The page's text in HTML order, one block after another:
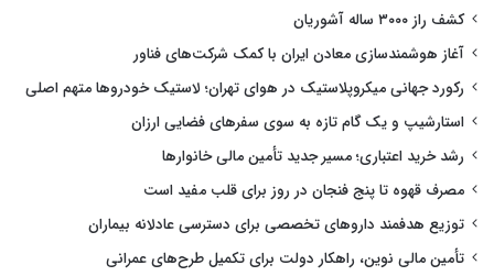
کشف راز ۳۰۰۰ ساله آشوریان
آغاز هوشمندسازی معادن ایران با کمک شرکت‌های فناور
رکورد جهانی میکروپلاستیک در هوای تهران؛ لاستیک خودروها متهم اصلی
استارشیپ و یک گام تازه به سوی سفرهای فضایی ارزان
رشد خرید اعتباری؛ مسیر جدید تأمین مالی خانوارها
مصرف قهوه تا پنج فنجان در روز برای قلب مفید است
توزیع هدفمند داروهای تخصصی برای دسترسی عادلانه بیماران
تأمین مالی نوین، راهکار دولت برای تکمیل طرح‌های عمرانی